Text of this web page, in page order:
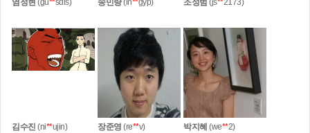
염정현 (gu**sdls) 송민량(in**gyp) 조성범 (js**2173)
김수진 (ni**ujin) 장준영 (re**v) 박지혜 (we**2)